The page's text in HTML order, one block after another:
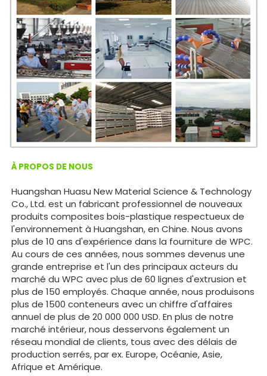
À PROPOS DE NOUS
Huangshan Huasu New Material Science & Technology
Co., Ltd. est un fabricant professionnel de nouveaux
produits composites bois-plastique respectueux de
l'environnement à Huangshan, en Chine. Nous avons
plus de 10 ans d'expérience dans la fourniture de WPC.
Au cours de ces années, nous sommes devenus une
grande entreprise et l'un des principaux acteurs du
marché du WPC avec plus de 60 lignes d'extrusion et
plus de 150 employés. Chaque année, nous produisons
plus de 1500 conteneurs avec un chiffre d'affaires
annuel de plus de 20 000 000 USD. En plus de notre
marché intérieur, nous desservons également un
réseau mondial de clients, tous avec des délais de
production serrés, par ex. Europe, Océanie, Asie,
Afrique et Amérique.